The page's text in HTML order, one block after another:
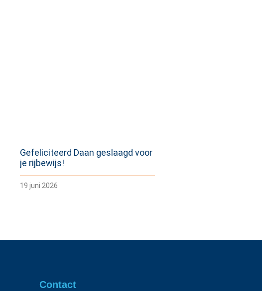
Gefeliciteerd Daan geslaagd voor
je rijbewijs!
19 juni 2026
Contact